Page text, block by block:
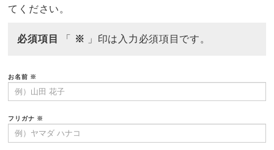
てください。
必須項目 「 ※ 」印は入力必須項目です。
お名前 ※
フリガナ ※